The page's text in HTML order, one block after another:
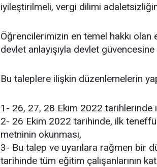
iyileştirilmeli, vergi dilimi
Öğrencilerimizin en temel hakkı olan
devlet anlayışıyla devlet
Bu taleplere ilişkin düzenlemelerin
1- 26, 27, 28 Ekim 2022 tarihlerinde
2- 26 Ekim 2022 tarihinde, ilk
metninin okunması,
3- Bu talep ve uyarılara rağmen bir
tarihinde tüm eğitim çalışanlarının